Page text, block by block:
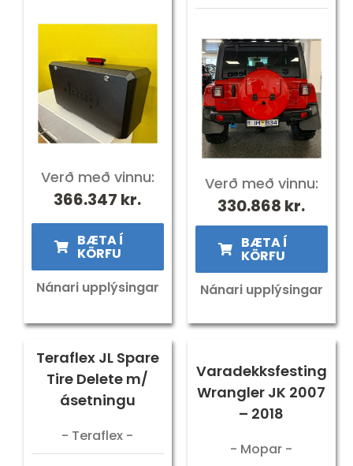
Verð með vinnu:
366.347 kr.
BÆTA Í
KÖRFU
Nánari upplýsingar
Verð með vinnu:
330.868 kr.
BÆTA Í
KÖRFU
Nánari upplýsingar
Teraflex JL Spare
Tire Delete m/
ásetningu
- Teraflex -
Varadekksfesting
Wrangler JK 2007
– 2018
- Mopar -